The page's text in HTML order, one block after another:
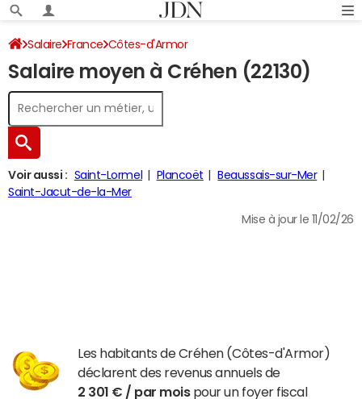
Salaire France Côtes-d'Armor
Salaire moyen à Créhen (22130)
Voir aussi : Saint-Lormel Plancoët
Beaussais-sur-Mer
Saint-Jacut-de-la-Mer
Mise à jour le 11/02/26
Les habitants de Créhen (Côtes-d'Armor)
déclarent des revenus annuels de
2 301 € / par moispour un foyer fiscal